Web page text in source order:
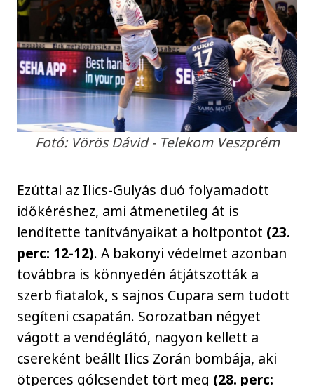
Fotó: Vörös Dávid - Telekom Veszprém
Ezúttal az Ilics-Gulyás duó folyamadott
időkéréshez, ami átmenetileg át is
lendítette tanítványaikat a holtpontot (23.
perc: 12-12). A bakonyi védelmet azonban
továbbra is könnyedén átjátszották a
szerb fiatalok, s sajnos Cupara sem tudott
segíteni csapatán. Sorozatban négyet
vágott a vendéglátó, nagyon kellett a
csereként beállt Ilics Zorán bombája, aki
ötperces gólcsendet tört meg (28. perc: